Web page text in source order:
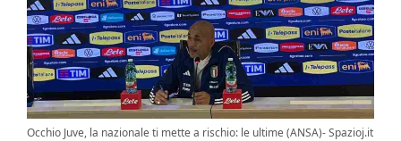
Occhio Juve, la nazionale ti mette a rischio: le ultime (ANSA)- Spazioj.it